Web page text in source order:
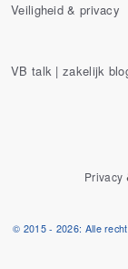
Veiligheid & privacy
VB talk | zakelijk
Privacy
© 2015 - 2026: Alle